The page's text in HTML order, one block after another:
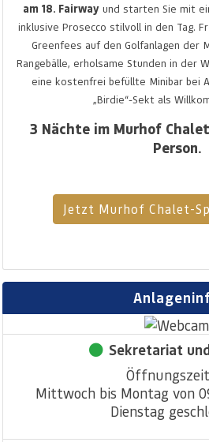
am 18. Fairway und starten Sie mit
inklusive Prosecco stilvoll in den Tag.
Greenfees auf den Golfanlagen der
Rangebälle, erholsame Stunden in der
eine kostenfrei befüllte Minibar bei
„Birdie“-Sekt als
3 Nächte im Murhof
Person.
Jetzt Murhof Chalet-
Sekretariat
Mittwoch bis Montag von
Dienstag